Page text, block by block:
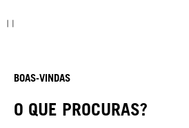
BOAS-VINDAS
O QUE PROCURAS?